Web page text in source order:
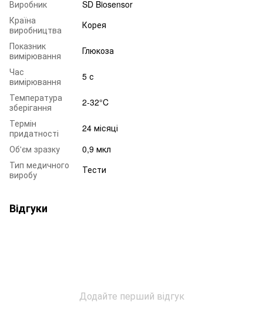
Виробник
SD Biosensor
Країна
виробництва
Корея
Показник
вимірювання
Глюкоза
Час
вимірювання
5 с
Температура
зберігання
2-32°C
Термін
придатності
24 місяці
Об'єм зразку
0,9 мкл
Тип медичного
виробу
Тести
Відгуки
Додайте перший відгук